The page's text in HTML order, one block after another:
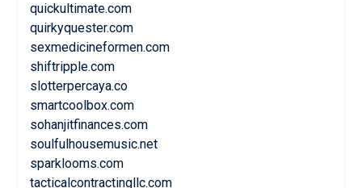
quickultimate.com
quirkyquester.com
sexmedicineformen.com
shiftripple.com
slotterpercaya.co
smartcoolbox.com
sohanjitfinances.com
soulfulhousemusic.net
sparklooms.com
tacticalcontractingllc.com